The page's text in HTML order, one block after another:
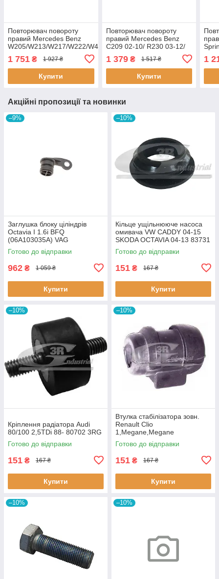
Повторювач повороту
правий Mercedes Benz
W205/W213/W217/W222/W447
AUTOTECHTEILE
1 751 ₴ 1 927 ₴
Купити
Повторювач повороту
правий Mercedes Benz
C209 02-10/ R230 03-12/
AUTOTECHTEILE
1 379₴ 1 517 ₴
Купити
1
Акційні пропозиції та новинки
–9%
Заглушка блоку ціліндрів
Octavia I 1.6i BFQ
(06A103035A) VAG
06A103035A VAG
Готово до відправки
962 ₴ 1 059 ₴
Купити
–10%
Кiльце ущiльнююче насоса
омивача VW CADDY 04-15
SKODA OCTAVIA 04-13 83731
3RG
Готово до відправки
151 ₴ 167 ₴
Купити
–10%
Кріплення радіатора Audi
80/100 2,5TDi 88- 80702 3RG
Готово до відправки
151 ₴ 167 ₴
Купити
–10%
Втулка стабiлізатора зовн.
Renault Clio
1,Megane,Megane
Classic,Megane Scenic,R19
60643 3RG
Готово до відправки
151 ₴ 167 ₴
Купити
–10% –10%